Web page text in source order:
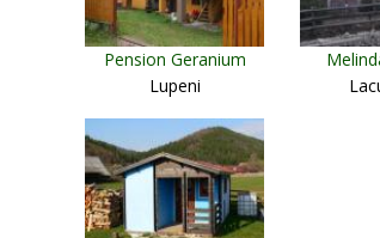
Pension Geranium
Lupeni